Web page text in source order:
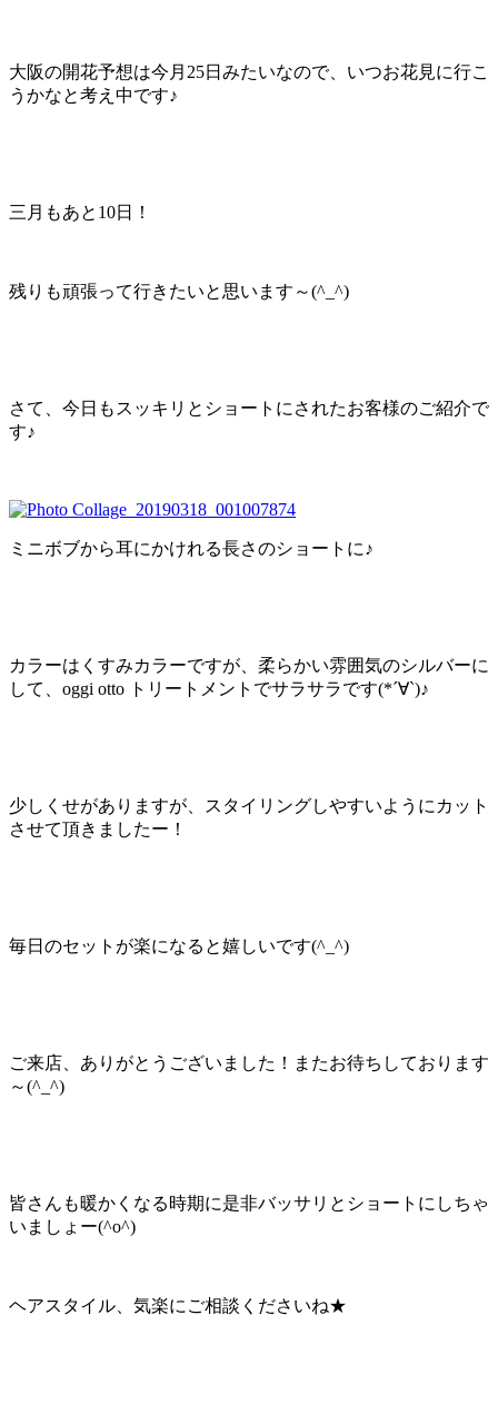
大阪の開花予想は今月25日みたいなので、いつお花見に行こ
うかなと考え中です♪
三月もあと10日！
残りも頑張って行きたいと思います～(^_^)
さて、今日もスッキリとショートにされたお客様のご紹介で
す♪
ミニボブから耳にかけれる長さのショートに♪
カラーはくすみカラーですが、柔らかい雰囲気のシルバーに
して、oggi otto トリートメントでサラサラです(*´∀`)♪
少しくせがありますが、スタイリングしやすいようにカット
させて頂きましたー！
毎日のセットが楽になると嬉しいです(^_^)
ご来店、ありがとうございました！またお待ちしております
～(^_^)
皆さんも暖かくなる時期に是非バッサリとショートにしちゃ
いましょー(^o^)
ヘアスタイル、気楽にご相談くださいね★